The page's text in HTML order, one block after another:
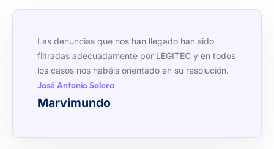
Las denuncias que nos han llegado han sido
filtradas adecuadamente por LEGITEC y en todos
los casos nos habéis orientado en su resolución.
José Antonio Solera
Marvimundo